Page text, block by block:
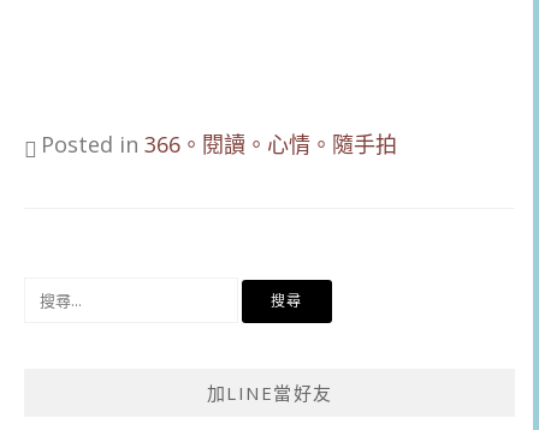
Posted in 366。閱讀。心情。隨手拍
加LINE當好友